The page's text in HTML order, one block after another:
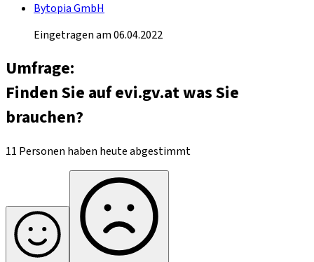
Bytopia GmbH
Eingetragen am 06.04.2022
Umfrage:
Finden Sie auf evi.gv.at was Sie
brauchen?
11 Personen haben heute abgestimmt